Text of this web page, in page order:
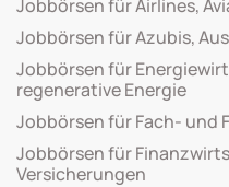
Jobbörsen für Airlines,
Jobbörsen für Azubis,
Jobbörsen für
regenerative Energie
Jobbörsen für Fach- und
Jobbörsen für
Versicherungen